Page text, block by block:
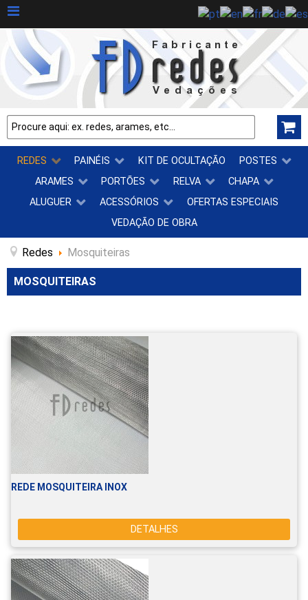
REDES PAINÉIS KIT DE OCULTAÇÃO
POSTES
ARAMES
PORTÕES RELVA
CHAPA
ALUGUER
ACESSÓRIOS
OFERTAS ESPECIAIS
VEDAÇÃO DE OBRA
Redes Mosquiteiras
MOSQUITEIRAS
REDE MOSQUITEIRA INOX
DETALHES